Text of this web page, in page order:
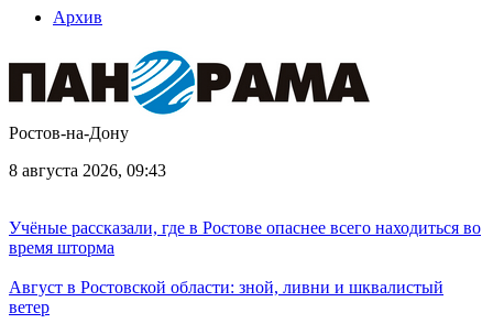
Архив
Ростов-на-Дону
8 августа 2026, 09:43
Учёные рассказали, где в Ростове опаснее всего находиться во
время шторма
Август в Ростовской области: зной, ливни и шквалистый
ветер